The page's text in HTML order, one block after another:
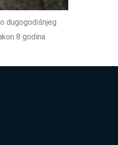
dugogodišnjeg
8 godina